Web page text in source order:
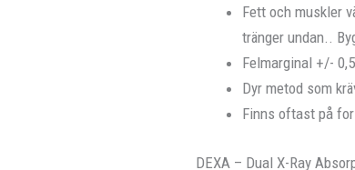
Fett och muskler
tränger undan..
Felmarginal +/-
Dyr metod som
Finns oftast på
DEXA – Dual X-Ray